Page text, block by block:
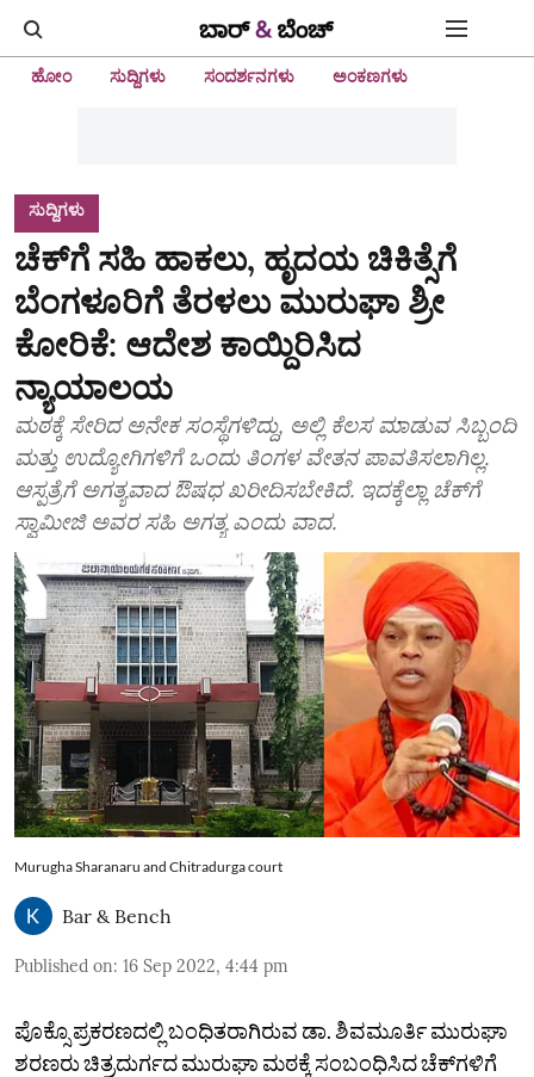
ಹೋಂ ಸುದ್ದಿಗಳು ಸಂದರ್ಶನಗಳು ಅಂಕಣಗಳು
ಸುದ್ದಿಗಳು
ಚೆಕ್‌ಗೆ ಸಹಿ ಹಾಕಲು, ಹೃದಯ ಚಿಕಿತ್ಸೆಗೆ
ಬೆಂಗಳೂರಿಗೆ ತೆರಳಲು ಮುರುಘಾ ಶ್ರೀ
ಕೋರಿಕೆ: ಆದೇಶ ಕಾಯ್ದಿರಿಸಿದ
ನ್ಯಾಯಾಲಯ
ಮಠಕ್ಕೆ ಸೇರಿದ ಅನೇಕ ಸಂಸ್ಥೆಗಳಿದ್ದು, ಅಲ್ಲಿ ಕೆಲಸ ಮಾಡುವ ಸಿಬ್ಬಂದಿ
ಮತ್ತು ಉದ್ಯೋಗಿಗಳಿಗೆ ಒಂದು ತಿಂಗಳ ವೇತನ ಪಾವತಿಸಲಾಗಿಲ್ಲ.
ಆಸ್ಪತ್ರೆಗೆ ಅಗತ್ಯವಾದ ಔಷಧ ಖರೀದಿಸಬೇಕಿದೆ. ಇದಕ್ಕೆಲ್ಲಾ ಚೆಕ್‌ಗೆ
ಸ್ವಾಮೀಜಿ ಅವರ ಸಹಿ ಅಗತ್ಯ ಎಂದು ವಾದ.
Murugha Sharanaru and Chitradurga court
Bar & Bench
Published on: 16 Sep 2022, 4:44 pm
ಪೊಕ್ಸೊ ಪ್ರಕರಣದಲ್ಲಿ ಬಂಧಿತರಾಗಿರುವ ಡಾ. ಶಿವಮೂರ್ತಿ ಮುರುಘಾ
ಶರಣರು ಚಿತ್ರದುರ್ಗದ ಮುರುಘಾ ಮಠಕ್ಕೆ ಸಂಬಂಧಿಸಿದ ಚೆಕ್‌ಗಳಿಗೆ